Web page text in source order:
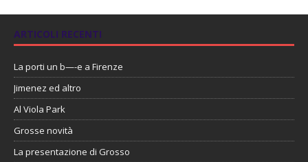
ARTICOLI RECENTI
La porti un b—-e a Firenze
Jimenez ed altro
Al Viola Park
Grosse novità
La presentazione di Grosso